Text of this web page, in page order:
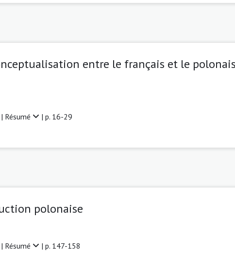
entre le français et le
Résumé | p. 16-29
polonaise
Résumé | p. 147-158